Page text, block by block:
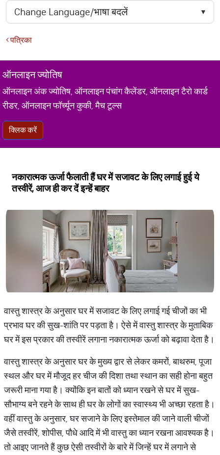
पत्रिका
ऑनलाइन ज्योतिष
ऑनलाइन अंक ज्योतिष, ऑनलाइन पंचांग कैलेंडर, ऑनलाइन टैरो कार्ड
रीडर, ऑनलाइन फॉर्च्यून कुकी, मैच टूल्स
क्लिक करें
नकारात्मक ऊर्जा फैलाती हैं घर में सजावट के लिए लगाई हुई ये
तस्वीरें, आज ही कर दें इन्हें बाहर
वास्तु शास्त्र के अनुसार घर में सजावट के लिए लगाई गई चीजों का भी
प्रभाव घर की सुख-शांति पर पड़ता है। ऐसे में वास्तु शास्त्र के मुताबिक
घर में इस प्रकार की तस्वीरें लगाना नकारात्मक ऊर्जा को बढ़ावा देता है।
वास्तु शास्त्र के अनुसार घर के मुख्य द्वार से लेकर कमरों, बाथरुम, पूजा
स्थल और घर में मौजूद हर चीज की दिशा तथा स्थान का सही होना बहुत
जरूरी माना गया है। क्योंकि इन बातों को ध्यान रखने से घर में सुख-
सौभाग्य बने रहने के साथ ही घर के लोगों का स्वास्थ्य भी अच्छा रहता है।
वहीं वास्तु के अनुसार, घर सजाने के लिए इस्तेमाल की जाने वाली चीजों
जैसे तस्वीरें, शोपीस, पौधे आदि में भी वास्तु का ध्यान रखना आवश्यक है।
तो आइए जानते हैं कुछ ऐसी तस्वीरों के बारे में जिन्हें घर में लगाने से